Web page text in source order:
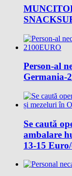
Person-al
Germania-
Se caută
ambalare
13-15